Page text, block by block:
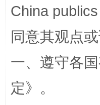
招工难、用工
China
同意其观点
一、遵守各
定》。